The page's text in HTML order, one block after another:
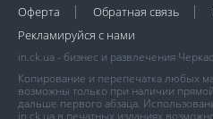
Оферта Обратная связь
Рекламируйся с нами
in.ck.ua - бизнес и развлечения
Копирование и перепечатка любых
возможны только при наличии
дальше первого абзаца.
in.ck.ua в печатных изданиях